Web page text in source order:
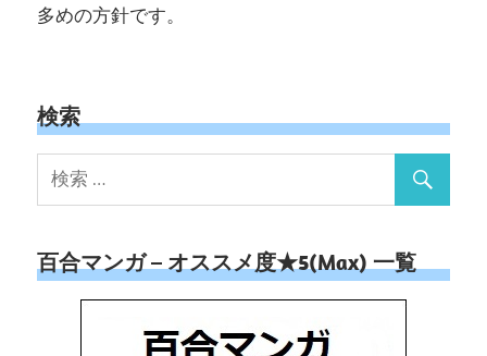
多めの方針です。
検索
百合マンガ – オススメ度★5(Max) 一覧